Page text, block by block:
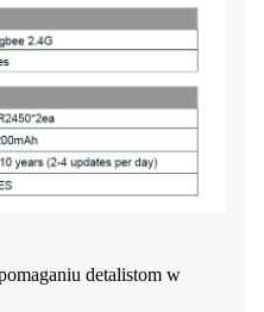
detalistom w